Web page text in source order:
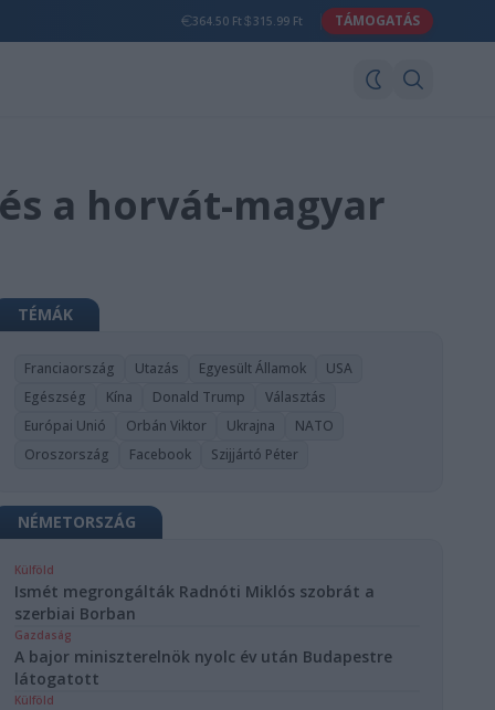
364.50 Ft 315.99 Ft TÁMOGATÁS
a horvát-magyar
TÉMÁK
Franciaország Utazás Egyesült Államok
USA
Egészség
Kína Donald Trump
Választás
Európai Unió
Orbán Viktor Ukrajna
NATO
Oroszország
Facebook Szijjártó Péter
NÉMETORSZÁG
Külföld
Ismét megrongálták Radnóti Miklós szobrát a
szerbiai Borban
Gazdaság
A bajor miniszterelnök nyolc év után Budapestre
látogatott
Külföld